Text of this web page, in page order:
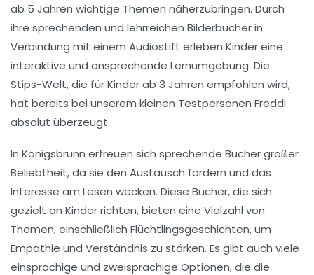
ab 5 Jahren wichtige Themen näherzubringen. Durch
ihre sprechenden und lehrreichen Bilderbücherin
Verbindung mit einem Audiostift erleben Kinder eine
interaktive und ansprechende Lernumgebung. Die
Stips-Welt, die für Kinder ab 3 Jahren empfohlen wird,
hat bereits bei unserem kleinen Testpersonen Freddi
absolut überzeugt.
In Königsbrunn erfreuen sich sprechende Büchergroßer
Beliebtheit, da sie den Austausch fördern und das
Interesse am Lesen wecken. Diese Bücher, die sich
gezielt an Kinder richten, bieten eine Vielzahl von
Themen, einschließlich Flüchtlingsgeschichten, um
Empathie und Verständnis zu stärken. Es gibt auch viele
einsprachige und zweisprachige Optionen, die die